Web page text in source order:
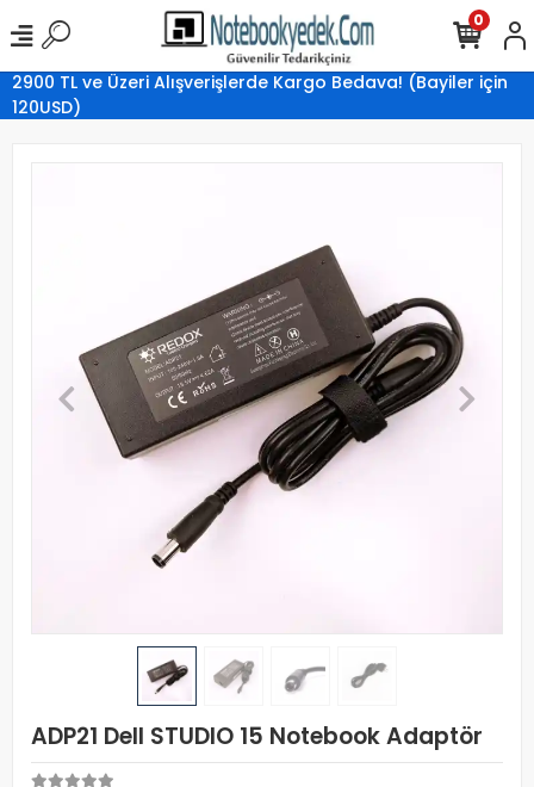
2900 TL ve Üzeri Alışverişlerde Kargo Bedava! (Bayiler için
120USD)
0
ADP21 Dell STUDIO 15 Notebook Adaptör